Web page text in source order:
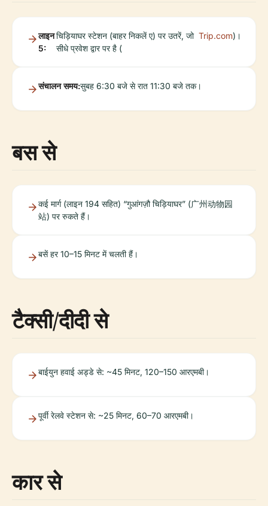
लाइन
5:
चिड़ियाघर स्टेशन (बाहर निकलें ए) पर उतरें, जो
सीधे प्रवेश द्वार पर है (
Trip.com)।
संचालन समय:सुबह 6:30 बजे से रात 11:30 बजे तक।
बस से
कई मार्ग (लाइन 194 सहित) “गुआंगज़ौ चिड़ियाघर” (广州动物园
站) पर रुकते हैं।
बसें हर 10–15 मिनट में चलती हैं।
टैक्सी/दीदी से
बाईयुन हवाई अड्डे से: ~45 मिनट, 120–150 आरएमबी।
पूर्वी रेलवे स्टेशन से: ~25 मिनट, 60–70 आरएमबी।
कार से